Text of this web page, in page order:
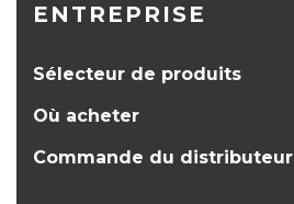
ENTREPRISE
Sélecteur de produits
Où acheter
Commande du distributeur